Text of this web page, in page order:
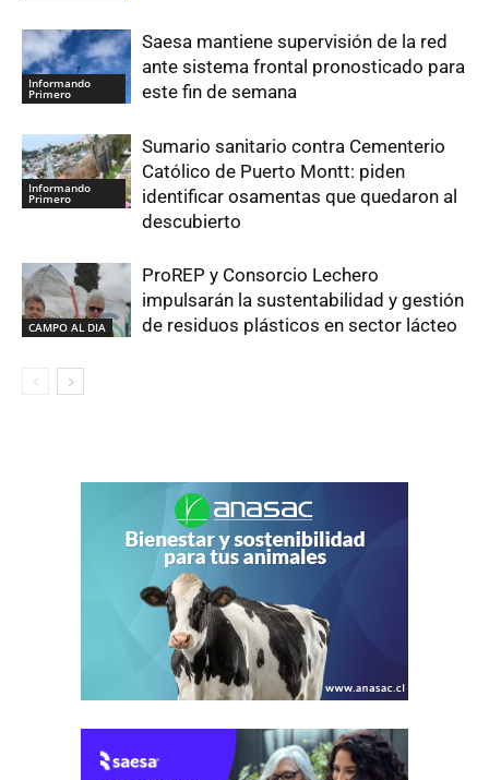
Informando
Primero
Saesa mantiene supervisión de la red
ante sistema frontal pronosticado para
este fin de semana
Informando
Primero
Sumario sanitario contra Cementerio
Católico de Puerto Montt: piden
identificar osamentas que quedaron al
descubierto
CAMPO AL DIA
ProREP y Consorcio Lechero
impulsarán la sustentabilidad y gestión
de residuos plásticos en sector lácteo